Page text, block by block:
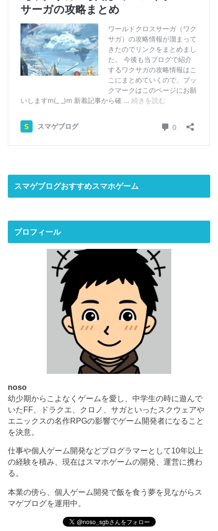
スマゲブログおすすめスマホゲーム
プロフィール
noso
幼少期からこよなくゲームを愛し、中学生の時に遊んで
いたFF、ドラクエ、クロノ、サガといったスクウェアや
エニックスの名作RPGの影響でゲーム開発者になること
を決意。
仕事や個人ゲーム開発などプログラマーとして10年以上
の経験を積み、現在はスマホゲームの開発、運営に携わ
る。
本業の傍ら、個人ゲーム開発で飯を食う夢を見ながらス
マゲブログを運用中。